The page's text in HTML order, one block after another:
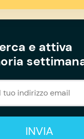
e attiva
INVIA